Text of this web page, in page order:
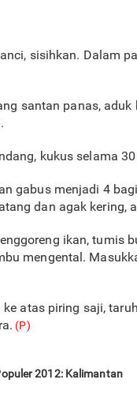
sisihkan. Dalam
santan panas,
kukus selama
gabus menjadi 4
dan agak kering,
ikan,
mengental.
atas piring saji,
(P)
2012: Kalimantan